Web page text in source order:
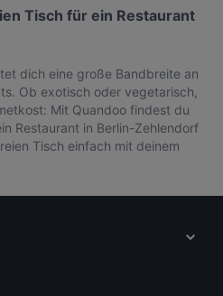
Tisch für ein Restaurant
dich eine große Bandbreite an
Ob exotisch oder vegetarisch,
Mit Quandoo findest du
Restaurant in Berlin-Zehlendorf
Tisch einfach mit deinem